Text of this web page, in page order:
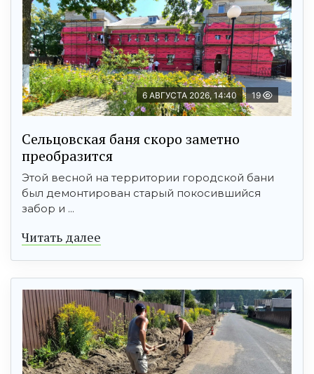
6 АВГУСТА 2026, 14:40 19
Сельцовская баня скоро заметно
преобразится
Этой весной на территории городской бани
был демонтирован старый покосившийся
забор и ...
Читать далее